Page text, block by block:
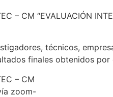
– CM “EVALUACIÓN
técnicos,
finales obtenidos por
– CM
zoom-